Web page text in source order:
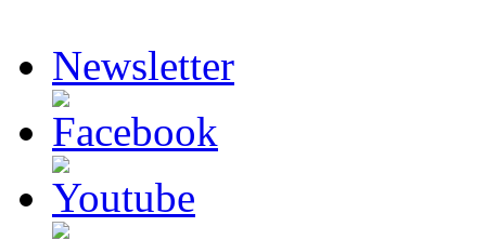
Newsletter